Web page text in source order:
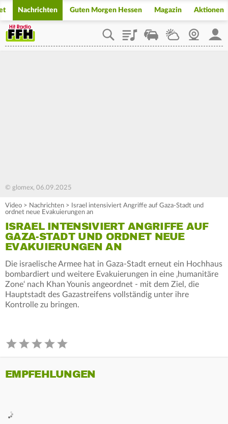
Nachrichten Guten Morgen Hessen Magazin Aktionen
PlaylistStaupilotWetterWebcam
© glomex, 06.09.2025
Video > Nachrichten >
Israel intensiviert Angriffe auf Gaza-Stadt und
ordnet neue Evakuierungen an
ISRAEL INTENSIVIERT ANGRIFFE AUF
GAZA-STADT UND ORDNET NEUE
EVAKUIERUNGEN AN
Die israelische Armee hat in Gaza-Stadt erneut ein Hochhaus
bombardiert und weitere Evakuierungen in eine ‚humanitäre
Zone‘ nach Khan Younis angeordnet - mit dem Ziel, die
Hauptstadt des Gazastreifens vollständig unter ihre
Kontrolle zu bringen.
EMPFEHLUNGEN